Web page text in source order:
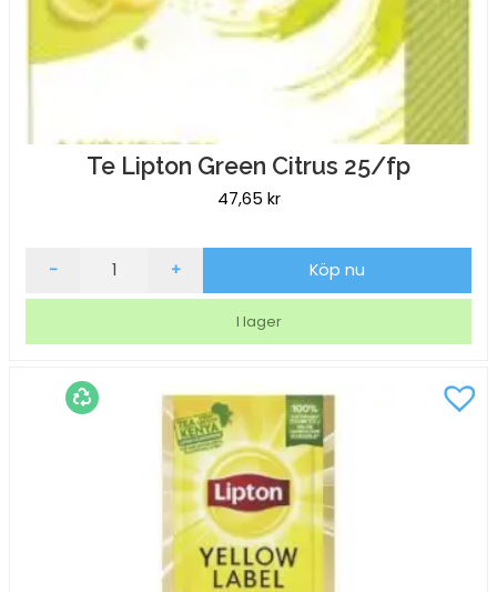
Te Lipton Green Citrus 25/fp
47,65 kr
Te
- + Köp nu
I lager